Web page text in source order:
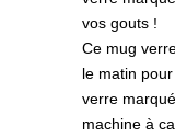
vos gouts !
Ce mug
le matin
verre
machine à